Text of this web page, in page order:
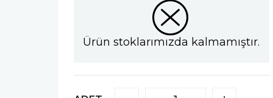
Ürün stoklarımızda kalmamıştır.